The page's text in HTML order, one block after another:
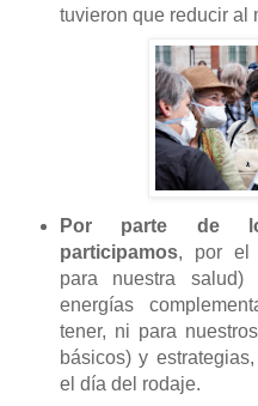
tuvieron que reducir al
Por parte de
participamos, por el
para nuestra
energías
tener, ni para
básicos) y
el día del rodaje.